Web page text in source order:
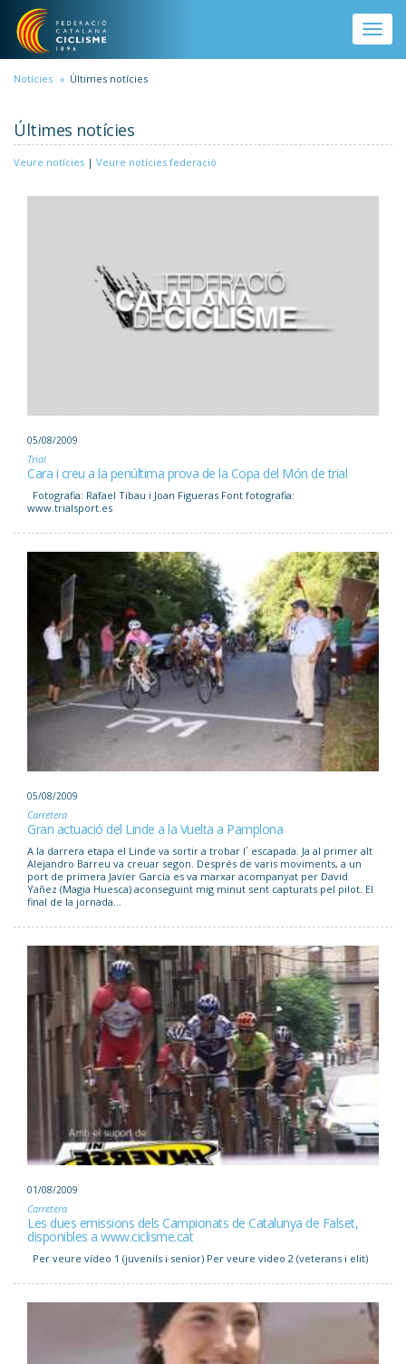
Vés al contingut
Toggle
Notícies Últimes notícies
Últimes notícies
Veure notícies | Veure notícies federació
05/08/2009
Trial
Cara i creu a la penúltima prova de la Copa del Món de trial
Fotografia: Rafael Tibau i Joan Figueras Font fotografia:
www.trialsport.es
05/08/2009
Carretera
Gran actuació del Linde a la Vuelta a Pamplona
A la darrera etapa el Linde va sortir a trobar l´ escapada. Ja al primer alt
Alejandro Barreu va creuar segon. Després de varis moviments, a un
port de primera Javier García es va marxar acompanyat per David
Yañez (Magia Huesca) aconseguint mig minut sent capturats pel pilot. El
final de la jornada...
01/08/2009
Carretera
Les dues emissions dels Campionats de Catalunya de Falset,
disponibles a www.ciclisme.cat
Per veure vídeo 1 (juvenils i senior) Per veure video 2 (veterans i elit)